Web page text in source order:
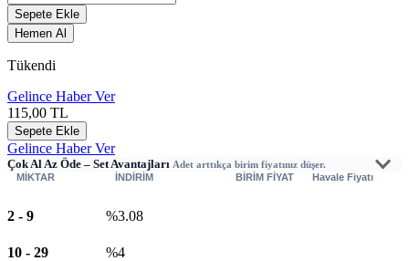
Sepete Ekle
Hemen Al
Tükendi
Gelince Haber Ver
115,00 TL
Sepete Ekle
Gelince Haber Ver
Çok Al Az Öde – Set Avantajları Adet arttıkça birim fiyatınız düşer.
MİKTAR
İNDİRİM BİRİM FİYAT Havale Fiyatı
2 - 9 %3.08
10 - 29 %4